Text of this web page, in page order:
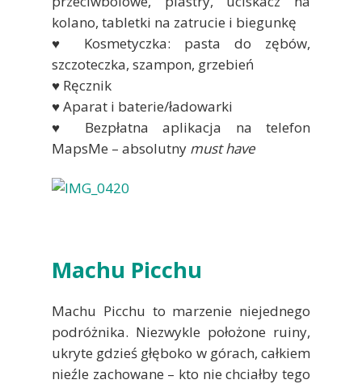
kolano, tabletki na zatrucie i biegunkę
♥ Kosmetyczka: pasta do zębów,
szczoteczka, szampon, grzebień
♥ Ręcznik
♥ Aparat i baterie/ładowarki
♥ Bezpłatna aplikacja na telefon
MapsMe – absolutny must have
Machu Picchu
Machu Picchu to marzenie niejednego
podróżnika. Niezwykle położone ruiny,
ukryte gdzieś głęboko w górach, całkiem
nieźle zachowane – kto nie chciałby tego